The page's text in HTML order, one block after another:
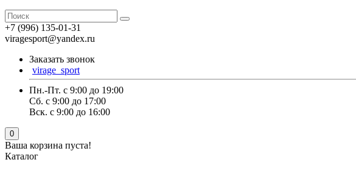
+7 (996) 135-01-31
viragesport@yandex.ru
Заказать звонок
virage_sport
Пн.-Пт. с 9:00 до 19:00
Сб. с 9:00 до 17:00
Вск. с 9:00 до 16:00
0
Ваша корзина пуста!
Каталог